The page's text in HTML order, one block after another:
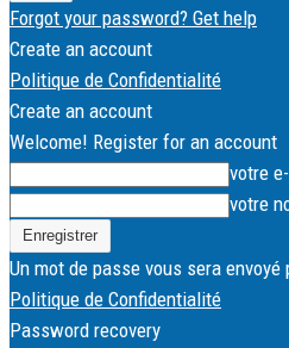
Forgot your password? Get help
Create an account
Politique de Confidentialité
Create an account
Welcome! Register for an account
votre
votre
Un mot de passe vous sera envoyé
Politique de Confidentialité
Password recovery